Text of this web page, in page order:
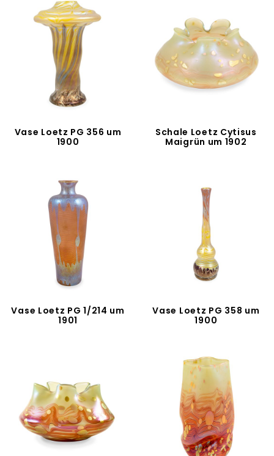
Vase Loetz PG 356 um
1900
Schale Loetz Cytisus
Maigrün um 1902
Vase Loetz PG 1/214 um
1901
Vase Loetz PG 358 um
1900